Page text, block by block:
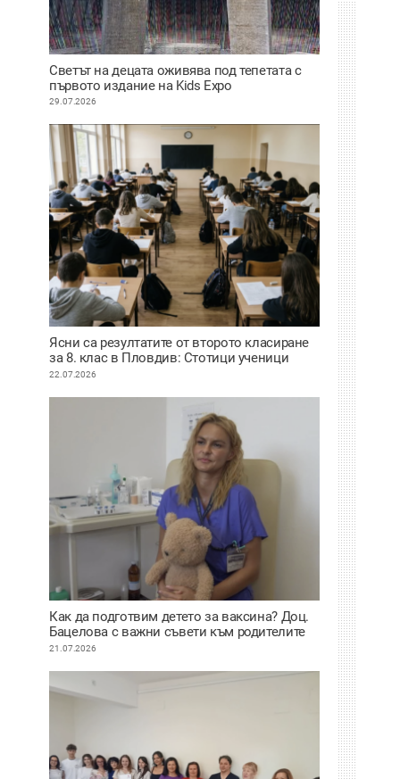
Светът на децата оживява под тепетата с
първото издание на Kids Expo
29.07.2026
Ясни са резултатите от второто класиране
за 8. клас в Пловдив: Стотици ученици
сбъднаха мечтата си за по-предно желание
22.07.2026
Как да подготвим детето за ваксина? Доц.
Бацелова с важни съвети към родителите
ВИДЕО
21.07.2026